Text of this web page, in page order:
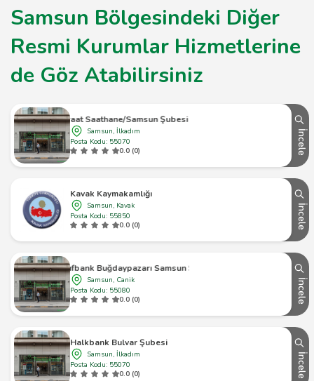
Samsun Bölgesindeki Diğer
Resmi Kurumlar Hizmetlerine
de Göz Atabilirsiniz
Ziraat Saathane/Samsun Şubesi Atm
Samsun, İlkadım
Posta Kodu: 55070
0.0 (0)
İncele
Kavak Kaymakamlığı
Samsun, Kavak
Posta Kodu: 55850
0.0 (0)
İncele
Vakıfbank Buğdaypazarı Samsun Şubesi
Samsun, Canik
Posta Kodu: 55080
0.0 (0)
İncele
Halkbank Bulvar Şubesi
Samsun, İlkadım
Posta Kodu: 55070
0.0 (0)
İncele